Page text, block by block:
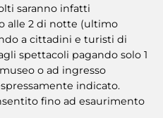
saranno infatti
alle 2 di notte (ultimo
a cittadini e turisti di
spettacoli pagando solo 1
o ad ingresso
indicato.
fino ad esaurimento